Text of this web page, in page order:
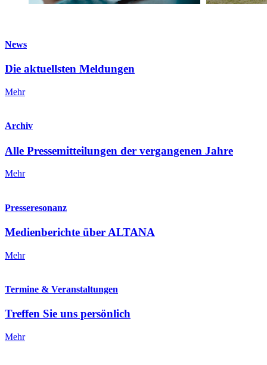
News
Die aktuellsten Meldungen
Mehr
Archiv
Alle Pressemitteilungen der vergangenen Jahre
Mehr
Presseresonanz
Medienberichte über ALTANA
Mehr
Termine & Veranstaltungen
Treffen Sie uns persönlich
Mehr